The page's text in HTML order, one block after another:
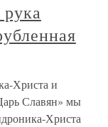
Христа и
Славян» мы
Христа